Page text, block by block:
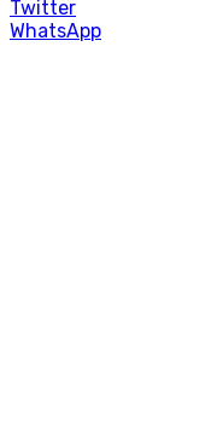
Twitter
WhatsApp